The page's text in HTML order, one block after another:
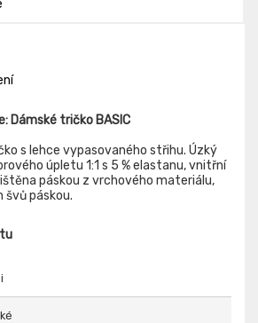
Dámské tričko BASIC
s lehce vypasovaného střihu. Úzký
úpletu 1:1 s 5 % elastanu, vnitřní
páskou z vrchového materiálu,
švů páskou.